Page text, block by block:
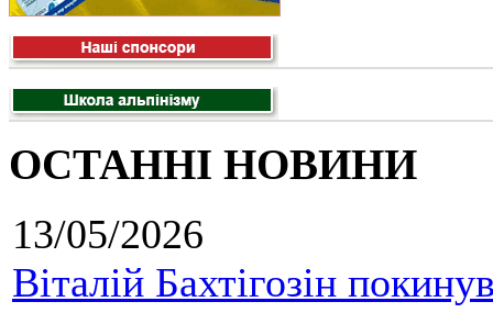
ОСТАННІ НОВИНИ
13/05/2026
Віталій Бахтігозін